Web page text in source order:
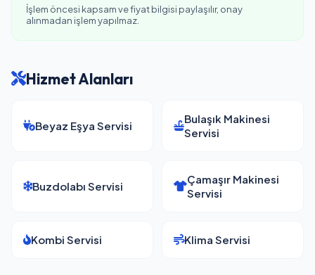
İşlem öncesi kapsam ve fiyat bilgisi paylaşılır, onay
alınmadan işlem yapılmaz.
Hizmet Alanları
Beyaz Eşya Servisi
Bulaşık Makinesi
Servisi
Buzdolabı Servisi
Çamaşır Makinesi
Servisi
Kombi Servisi Klima Servisi